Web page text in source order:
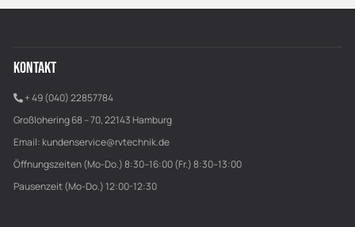
KONTAKT
+ 49 (040) 22857784
Großlohering 68 – 70, 22143 Hamburg
Email: kundenservice@rvtechnik.de
Öffnungszeiten (Mo-Do.) 8:30–16:00 (Fr.) 8:30–13:00
Pausenzeit (Mo-Do.) 12:00-12:30